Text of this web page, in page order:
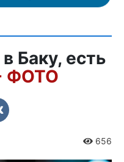
Баку, есть
ФОТО
656